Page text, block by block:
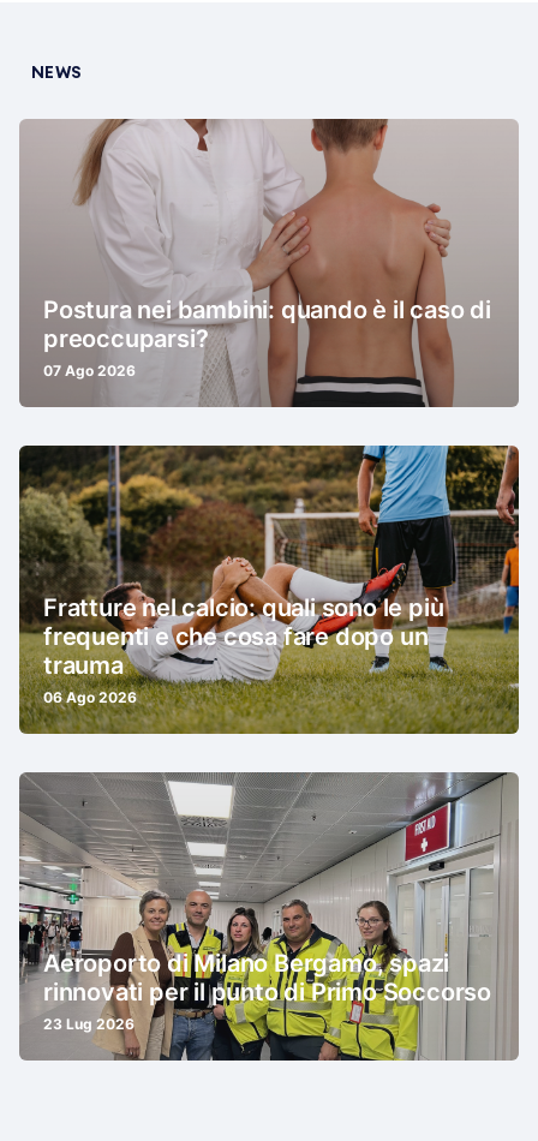
NEWS
Postura nei bambini: quando è il caso di
preoccuparsi?
07 Ago 2026
Fratture nel calcio: quali sono le più
frequenti e che cosa fare dopo un
trauma
06 Ago 2026
Aeroporto di Milano Bergamo, spazi
rinnovati per il punto di Primo Soccorso
23 Lug 2026